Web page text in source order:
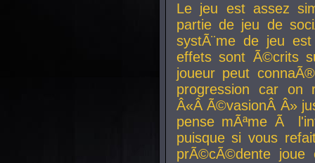
Le jeu est assez
partie de jeu de
systÃ¨me de jeu
effets sont Ã©crits
joueur peut
progression car
Â«Â Ã©vasionÂ Â»
pense mÃªme Ã
puisque si vous
prÃ©cÃ©dente